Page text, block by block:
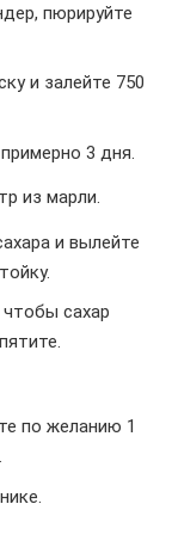
пюрируйте
и залейте 750
3 дня.
из марли.
и вылейте
сахар
по желанию 1